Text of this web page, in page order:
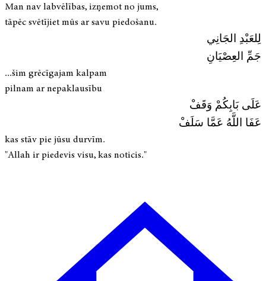
Man nav labvēlības, izņemot no jums,
tāpēc svētījiet mūs ar savu piedošanu.
لِلعَبْدِ الجَانِي
جَمِّ العِصْيَانِ
...šim grēcīgajam kalpam
pilnam ar nepaklausību
عَلَى بَابِكُمْ وَقَفْ
عَفَا اللَّهُ عَمَّا سَلَفْ
kas stāv pie jūsu durvīm.
"Allah ir piedevis visu, kas noticis."